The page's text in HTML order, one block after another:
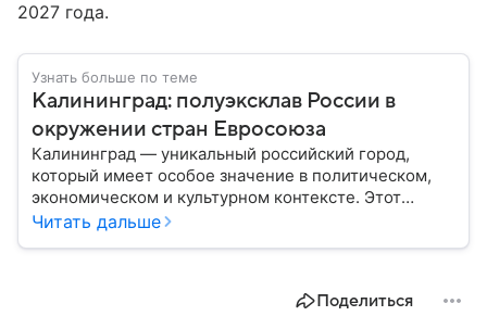
2027 года.
Узнать больше по теме
Калининград: полуэксклав России в
окружении стран Евросоюза
Калининград — уникальный российский город,
который имеет особое значение в политическом,
экономическом и культурном контексте. Этот
город, расположенный в самом сердце Европы,
Читать дальше
Поделиться